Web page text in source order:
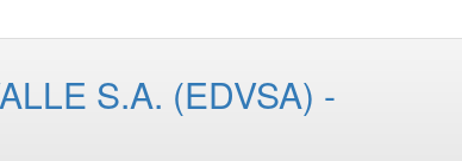
S.A. (EDVSA) -